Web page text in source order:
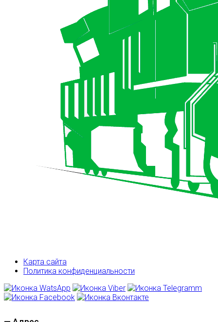
Карта сайта
Политика конфиденциальности